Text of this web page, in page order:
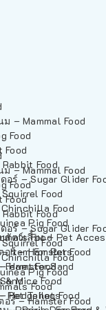
– Mammal Food
Food
Food
Food
อร์ – Sugar Glider
Food
Food
Pig Food
Food
ร์ – Hamster Food
– Mammal Food
Food
Food
Food
อร์ – Sugar Glider
Food
Food
Pig Food
Food
ร์ – Hamster Food
Ferret Food
Mice Food
Hedgehog Food
ตว์เลี้ยง – Pet
Item For Pets
Hamster Sand
Pet Toilets